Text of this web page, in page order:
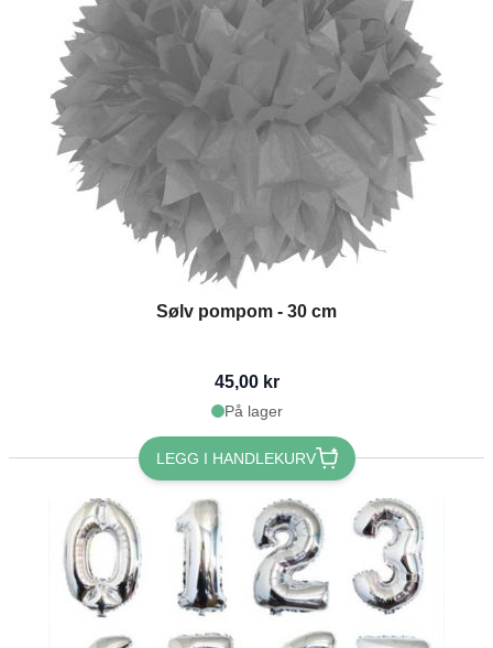
Sølv pompom - 30 cm
45,00 kr
På lager
LEGG I HANDLEKURV